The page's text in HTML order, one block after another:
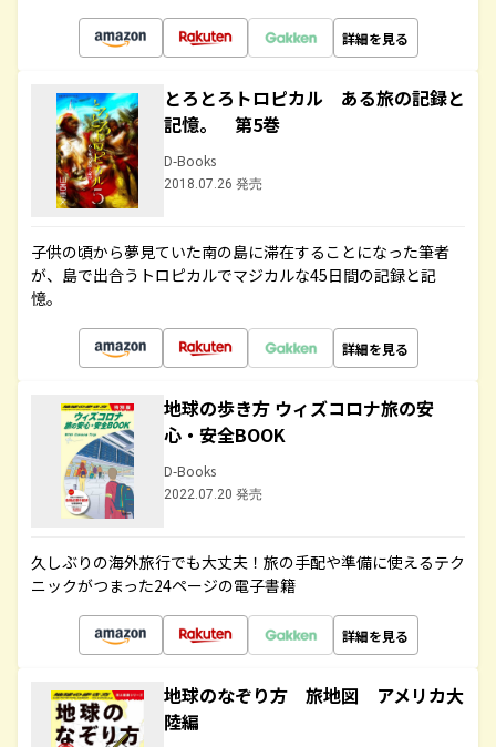
詳細を見る
とろとろトロピカル ある旅の記録と
記憶。 第5巻
D-Books
2018.07.26 発売
子供の頃から夢見ていた南の島に滞在することになった筆者
が、島で出合うトロピカルでマジカルな45日間の記録と記
憶。
詳細を見る
地球の歩き方 ウィズコロナ旅の安
心・安全BOOK
D-Books
2022.07.20 発売
久しぶりの海外旅行でも大丈夫！旅の手配や準備に使えるテク
ニックがつまった24ページの電子書籍
詳細を見る
地球のなぞり方 旅地図 アメリカ大
陸編